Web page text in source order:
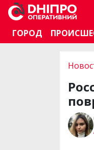
ГОРОД